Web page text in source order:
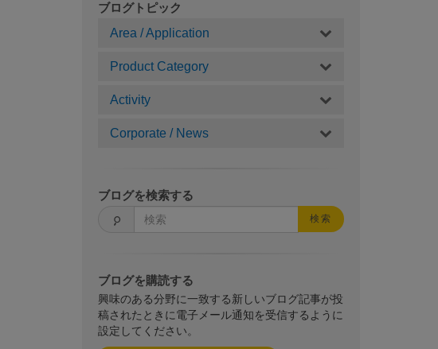
ブログトピック
Area / Application
Product Category
Activity
Corporate / News
ブログを検索する
検索
ブログを購読する
興味のある分野に一致する新しいブログ記事が投
稿されたときに電子メール通知を受信するように
設定してください。